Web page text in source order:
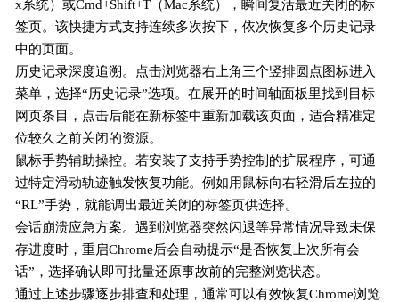
x系统）或Cmd+Shift+T（Mac系统），瞬间复活最近关闭的标
签页。该快捷方式支持连续多次按下，依次恢复多个历史记录
中的页面。
历史记录深度追溯。点击浏览器右上角三个竖排圆点图标进入
菜单，选择“历史记录”选项。在展开的时间轴面板里找到目标
网页条目，点击后能在新标签中重新加载该页面，适合精准定
位较久之前关闭的资源。
鼠标手势辅助操控。若安装了支持手势控制的扩展程序，可通
过特定滑动轨迹触发恢复功能。例如用鼠标向右轻滑后左拉的
“RL”手势，就能调出最近关闭的标签页供选择。
会话崩溃应急方案。遇到浏览器突然闪退等异常情况导致未保
存进度时，重启Chrome后会自动提示“是否恢复上次所有会
话”，选择确认即可批量还原事故前的完整浏览状态。
通过上述步骤逐步排查和处理，通常可以有效恢复Chrome浏览